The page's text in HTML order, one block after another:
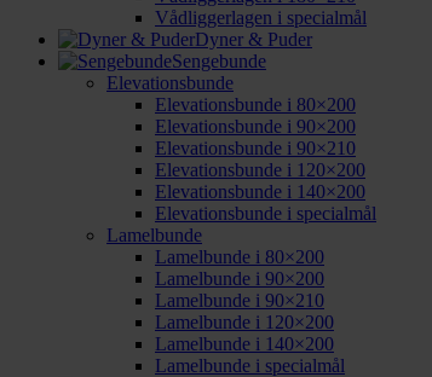
Vådliggerlagen i specialmål
Dyner & Puder
Sengebunde
Elevationsbunde
Elevationsbunde i 80×200
Elevationsbunde i 90×200
Elevationsbunde i 90×210
Elevationsbunde i 120×200
Elevationsbunde i 140×200
Elevationsbunde i specialmål
Lamelbunde
Lamelbunde i 80×200
Lamelbunde i 90×200
Lamelbunde i 90×210
Lamelbunde i 120×200
Lamelbunde i 140×200
Lamelbunde i specialmål